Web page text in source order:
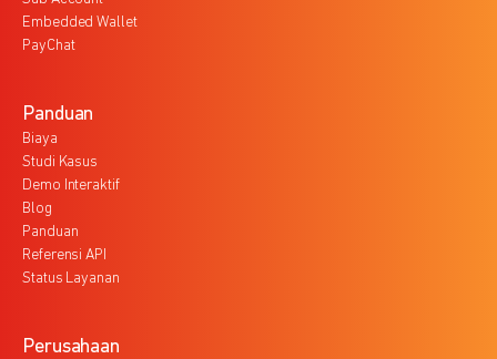
Embedded Wallet
PayChat
Panduan
Biaya
Studi Kasus
Demo Interaktif
Blog
Panduan
Referensi API
Status Layanan
Perusahaan